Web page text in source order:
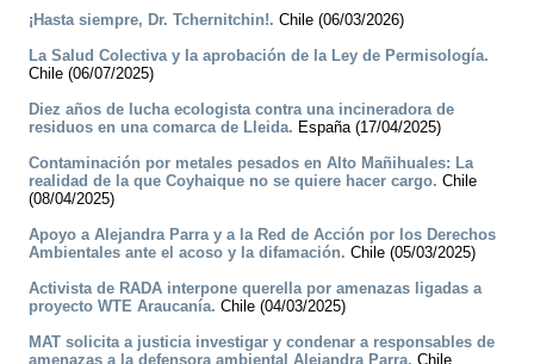
¡Hasta siempre, Dr. Tchernitchin!. Chile (06/03/2026)
La Salud Colectiva y la aprobación de la Ley de Permisología.
Chile (06/07/2025)
Diez años de lucha ecologista contra una incineradora de
residuos en una comarca de Lleida. España (17/04/2025)
Contaminación por metales pesados en Alto Mañihuales: La
realidad de la que Coyhaique no se quiere hacer cargo. Chile
(08/04/2025)
Apoyo a Alejandra Parra y a la Red de Acción por los Derechos
Ambientales ante el acoso y la difamación. Chile (05/03/2025)
Activista de RADA interpone querella por amenazas ligadas a
proyecto WTE Araucanía. Chile (04/03/2025)
MAT solicita a justicia investigar y condenar a responsables de
amenazas a la defensora ambiental Alejandra Parra. Chile